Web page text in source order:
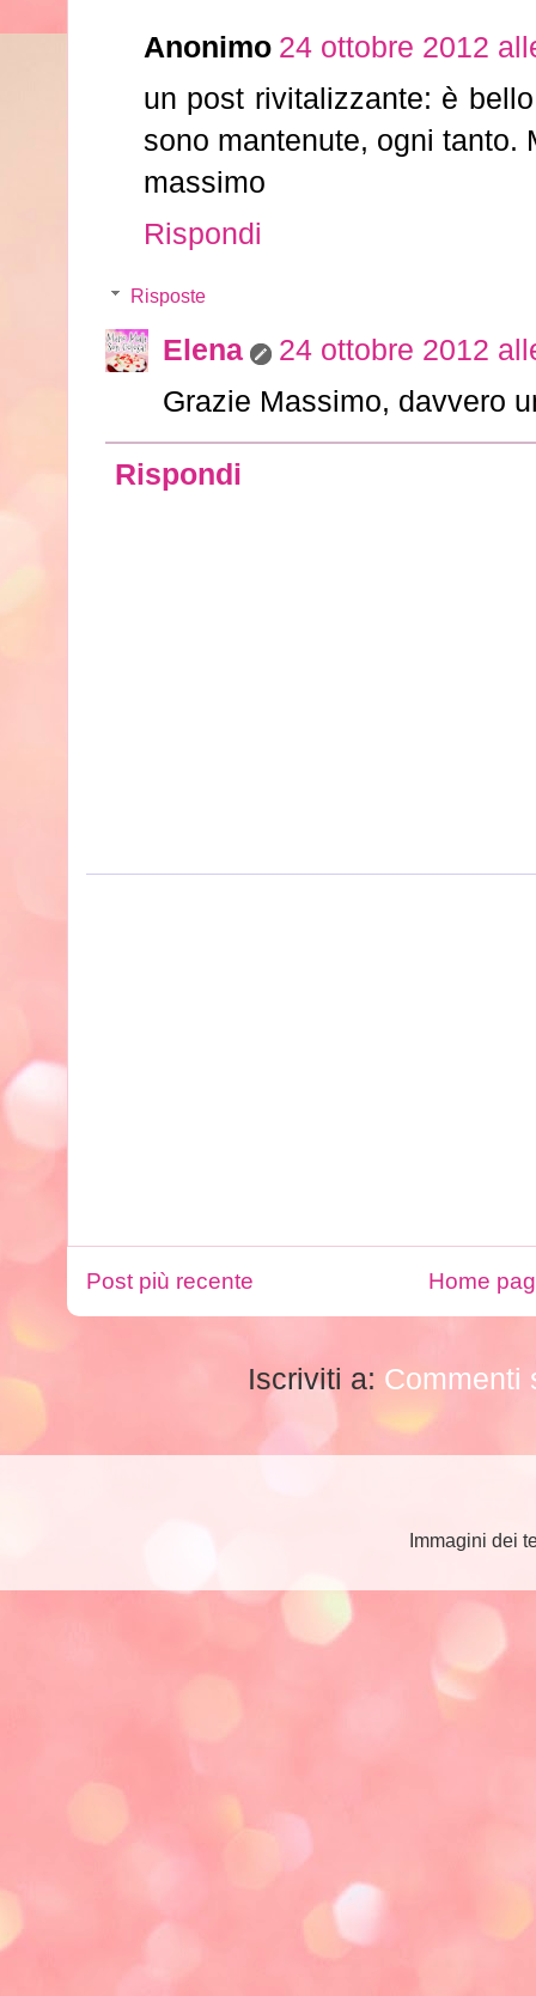
Anonimo 24 ottobre 2012
un post rivitalizzante: è
sono mantenute, ogni tanto.
massimo
Rispondi
Risposte
Elena
24 ottobre 2012
Grazie Massimo, davvero
Rispondi
Post più recente Home
Iscriviti a: Commenti
Immagini dei